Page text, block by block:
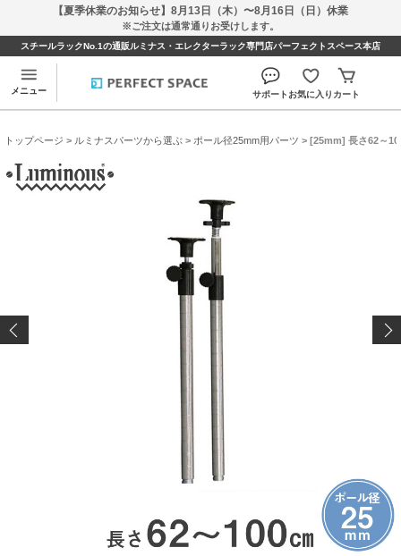
【夏季休業のお知らせ】8月13日（木）〜8月16日（日）休業
※ご注文は通常通りお受けします。
スチールラックNo.1の通販ルミナス・エレクターラック専門店パーフェクトスペース本店
メニュー サポートお気に入り カート
トップページ > ルミナスパーツから選ぶ > ポール径25mm用パーツ > [25mm] 長さ62～